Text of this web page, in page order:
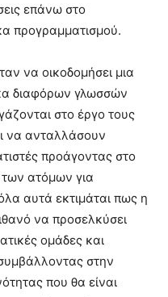
επάνω στο
προγραμματισμού.
να οικοδομήσει μια
διαφόρων γλωσσών
στο έργο τους
να ανταλλάσουν
προάγοντας στο
των ατόμων για
αυτά εκτιμάται πως η
να προσελκύσει
ομάδες και
στην
που θα είναι